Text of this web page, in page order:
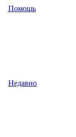
Помощь
Недавно